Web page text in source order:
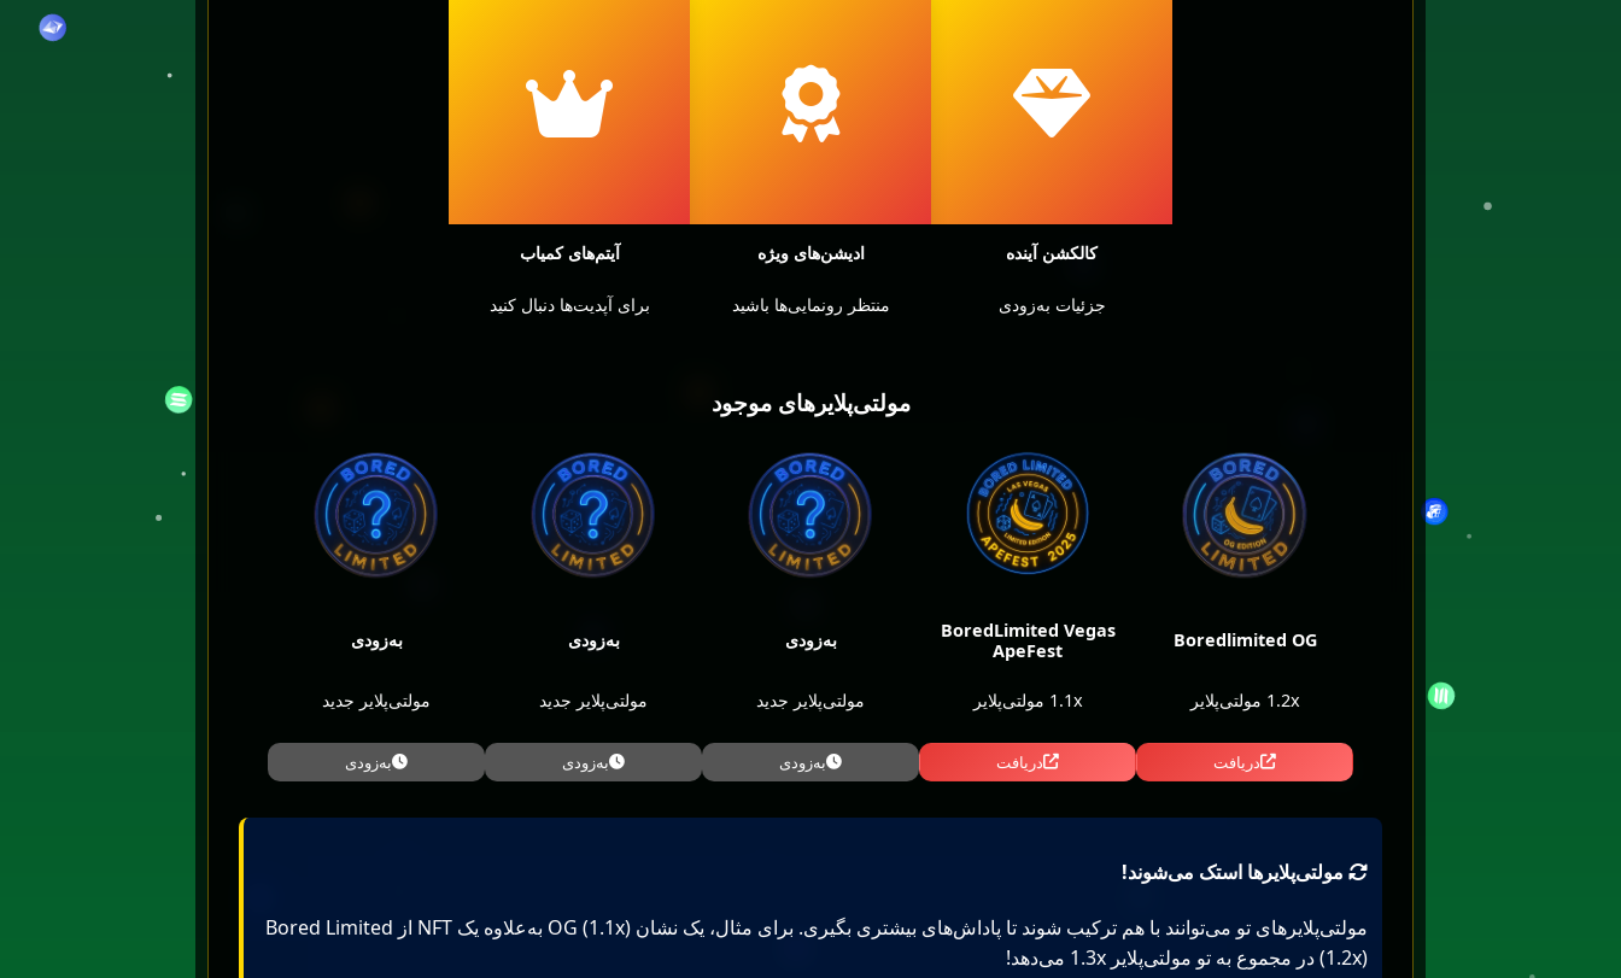
کالکشن آینده
جزئیات به‌زودی
ادیشن‌های ویژه
منتظر رونمایی‌ها باشید
آیتم‌های کمیاب
برای آپدیت‌ها دنبال کنید
مولتی‌پلایرهای موجود
Boredlimited OG
1.2x مولتی‌پلایر
دریافت
BoredLimited Vegas
ApeFest
1.1x مولتی‌پلایر
دریافت
به‌زودی
مولتی‌پلایر جدید
به‌زودی
به‌زودی
مولتی‌پلایر جدید
به‌زودی
به‌زودی
مولتی‌پلایر جدید
به‌زودی
مولتی‌پلایرها استک می‌شوند!
مولتی‌پلایرهای تو می‌توانند با هم ترکیب شوند تا پاداش‌های بیشتری بگیری. برای مثال، یک نشان OG (1.1x) به‌علاوه یک NFT از Bored Limited
(1.2x) در مجموع به تو مولتی‌پلایر 1.3x می‌دهد!